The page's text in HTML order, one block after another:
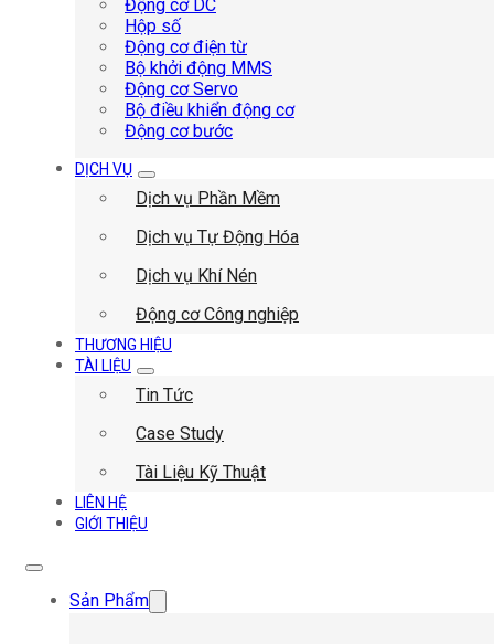
Động cơ DC
Hộp số
Động cơ điện từ
Bộ khởi động MMS
Động cơ Servo
Bộ điều khiển động cơ
Động cơ bước
DỊCH VỤ
Dịch vụ Phần Mềm
Dịch vụ Tự Động Hóa
Dịch vụ Khí Nén
Động cơ Công nghiệp
THƯƠNG HIỆU
TÀI LIỆU
Tin Tức
Case Study
Tài Liệu Kỹ Thuật
LIÊN HỆ
GIỚI THIỆU
Sản Phẩm